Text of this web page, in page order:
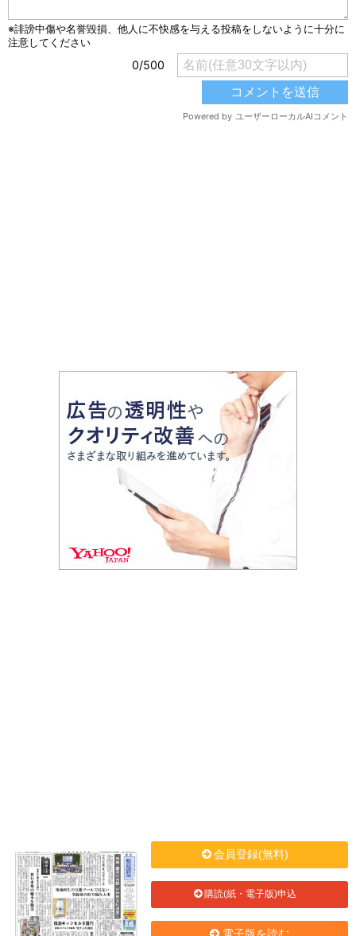
会員登録(無料)
購読(紙・電子版)申込
電子版を読む